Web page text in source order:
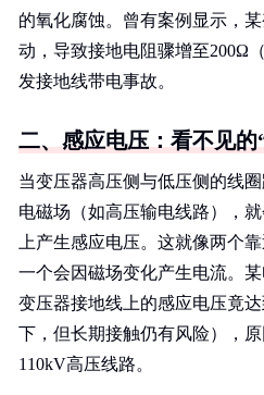
的氧化腐蚀。曾有案例显示，
动，导致接地电阻骤增至200Ω
发接地线带电事故。
二、感应电压：看不见的
当变压器高压侧与低压侧的线
电磁场（如高压输电线路），
上产生感应电压。这就像两个
一个会因磁场变化产生电流。
变压器接地线上的感应电压竟
下，但长期接触仍有风险），
110kV高压线路。